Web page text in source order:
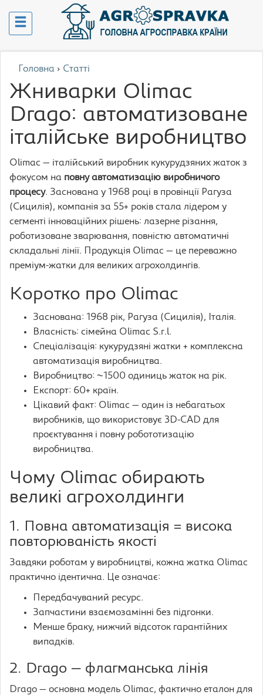
Головна › Статті
Жниварки Olimac
Drago: автоматизоване
італійське виробництво
Olimac — італійський виробник кукурудзяних жаток з
фокусом на повну автоматизацію виробничого
процесу. Заснована у 1968 році в провінції Рагуза
(Сицилія), компанія за 55+ років стала лідером у
сегменті інноваційних рішень: лазерне різання,
роботизоване зварювання, повністю автоматичні
складальні лінії. Продукція Olimac — це переважно
преміум-жатки для великих агрохолдингів.
Коротко про Olimac
Заснована: 1968 рік, Рагуза (Сицилія), Італія.
Власність: сімейна Olimac S.r.l.
Спеціалізація: кукурудзяні жатки + комплексна
автоматизація виробництва.
Виробництво: ~1500 одиниць жаток на рік.
Експорт: 60+ країн.
Цікавий факт: Olimac — один із небагатьох
виробників, що використовує 3D-CAD для
проєктування і повну робототизацію
виробництва.
Чому Olimac обирають
великі агрохолдинги
1. Повна автоматизація = висока
повторюваність якості
Завдяки роботам у виробництві, кожна жатка Olimac
практично ідентична. Це означає:
Передбачуваний ресурс.
Запчастини взаємозамінні без підгонки.
Менше браку, нижчий відсоток гарантійних
випадків.
2. Drago — флагманська лінія
Drago — основна модель Olimac, фактично еталон для